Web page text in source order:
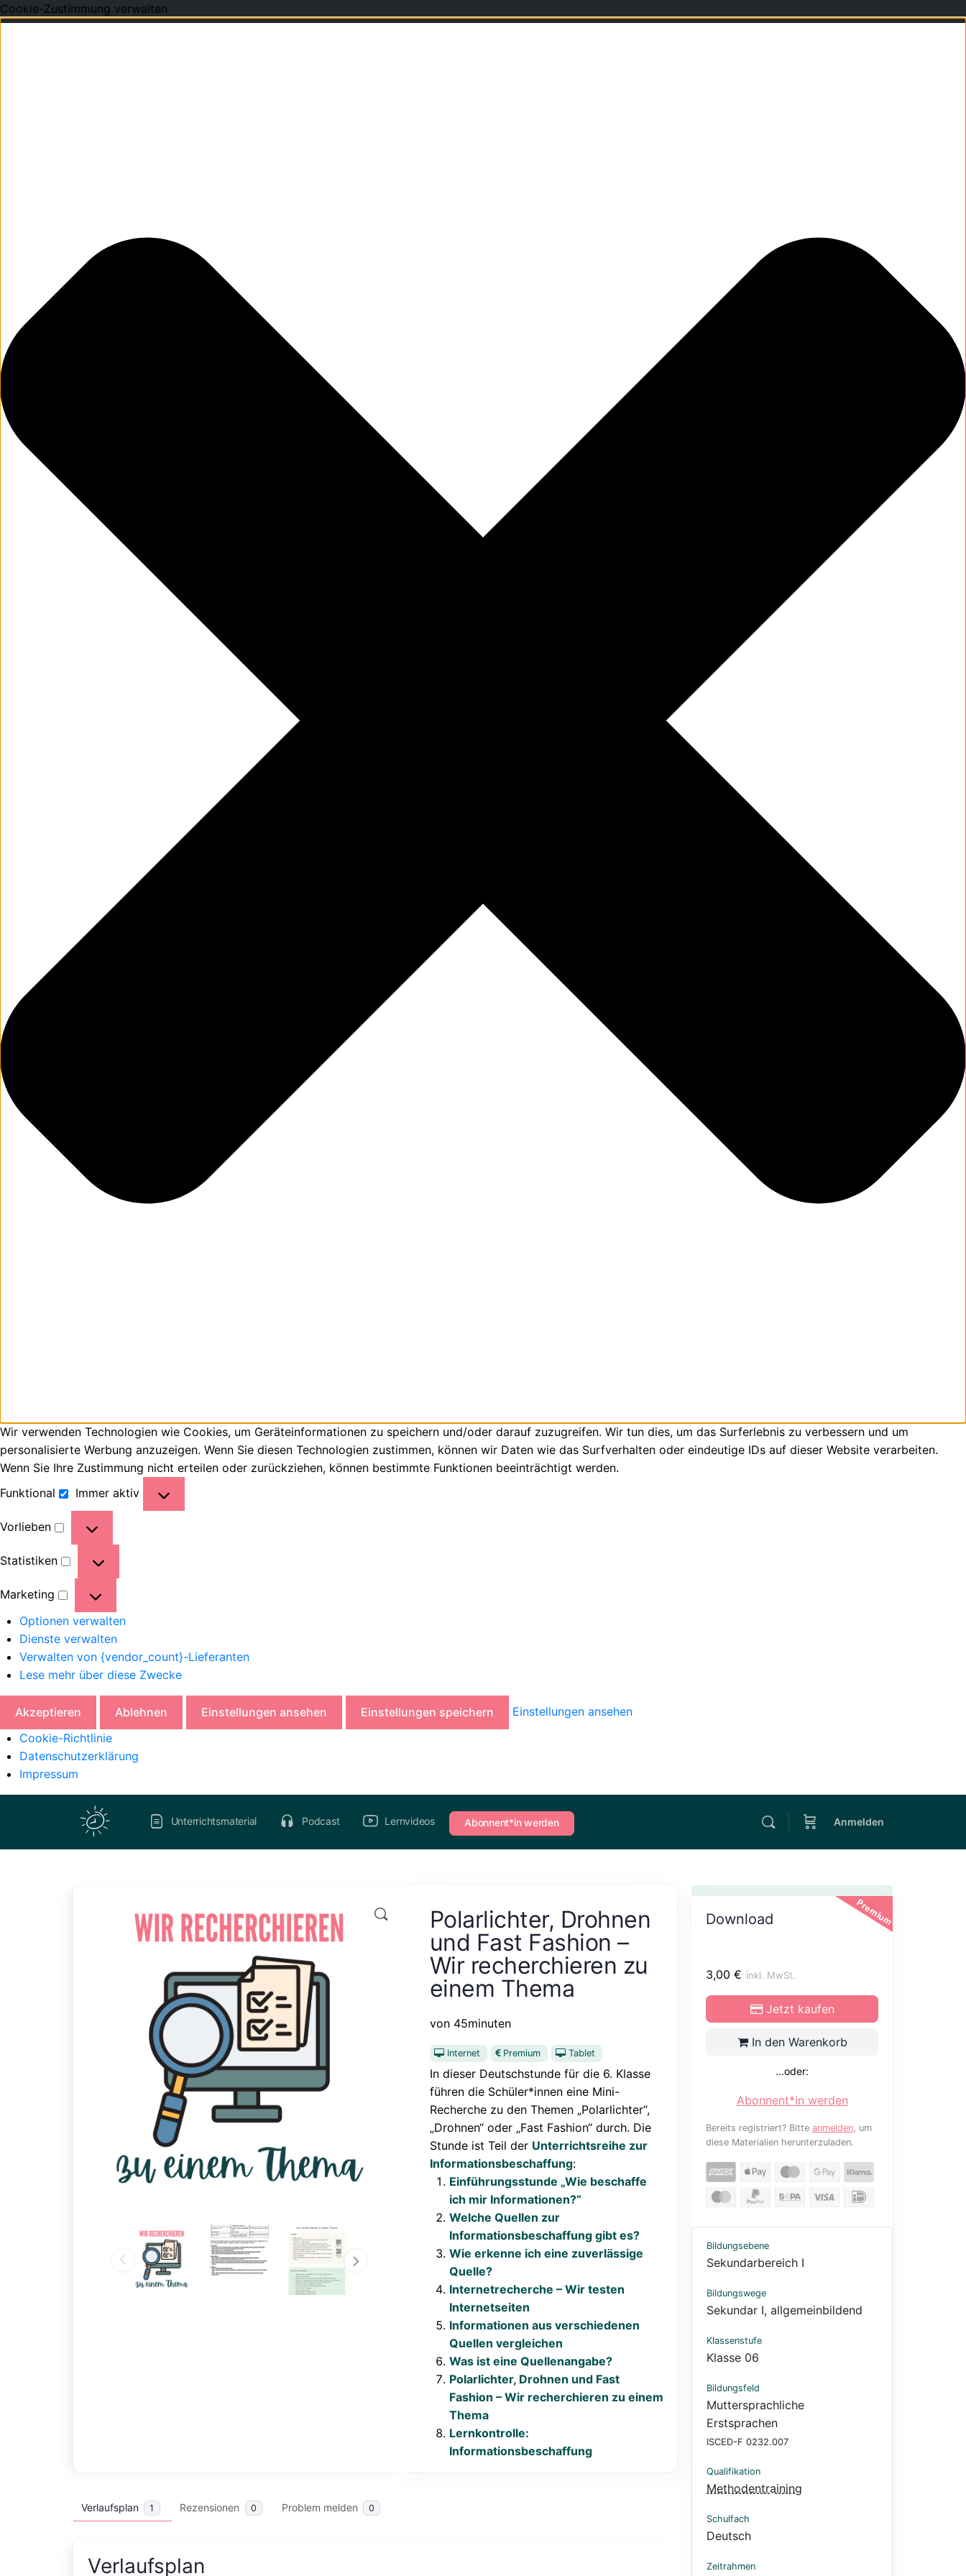
Cookie-Zustimmung verwalten
Wir verwenden Technologien wie Cookies, um Geräteinformationen zu speichern und/oder darauf zuzugreifen. Wir tun dies, um das Surferlebnis zu verbessern und um
personalisierte Werbung anzuzeigen. Wenn Sie diesen Technologien zustimmen, können wir Daten wie das Surfverhalten oder eindeutige IDs auf dieser Website verarbeiten.
Wenn Sie Ihre Zustimmung nicht erteilen oder zurückziehen, können bestimmte Funktionen beeinträchtigt werden.
Funktional
Immer aktiv
Vorlieben
Statistiken
Marketing
Optionen verwalten
Dienste verwalten
Verwalten von {vendor_count}-Lieferanten
Lese mehr über diese Zwecke
Akzeptieren Ablehnen Einstellungen ansehen Einstellungen speichern
Einstellungen ansehen
Cookie-Richtlinie
Datenschutzerklärung
Impressum
Unterrichtsmaterial Podcast Lernvideos Abonnent*in werden Anmelden
Premium
Download
3,00 € inkl. MwSt.
Jetzt kaufen
In den Warenkorb
...oder:
Abonnent*in werden
Bereits registriert? Bitte anmelden , um
diese Materialien herunterzuladen.
Bildungsebene
Sekundarbereich I
Bildungswege
Sekundar I, allgemeinbildend
Klassenstufe
Klasse 06
Bildungsfeld
Muttersprachliche
Erstsprachen
ISCED-F 0232.007
Qualifikation
Methodentraining
Schulfach
Deutsch
Zeitrahmen
Polarlichter, Drohnen
und Fast Fashion –
Wir recherchieren zu
einem Thema
von 45minuten
Internet Premium Tablet
In dieser Deutschstunde für die 6. Klasse
führen die Schüler*innen eine Mini-
Recherche zu den Themen „Polarlichter“,
„Drohnen“ oder „Fast Fashion“ durch. Die
Stunde ist Teil der Unterrichtsreihe zur
Informationsbeschaffung:
Einführungsstunde „Wie beschaffe
ich mir Informationen?“
Welche Quellen zur
Informationsbeschaffung gibt es?
Wie erkenne ich eine zuverlässige
Quelle?
Internetrecherche – Wir testen
Internetseiten
Informationen aus verschiedenen
Quellen vergleichen
Was ist eine Quellenangabe?
Polarlichter, Drohnen und Fast
Fashion – Wir recherchieren zu einem
Thema
Lernkontrolle:
Informationsbeschaffung
Verlaufsplan 1 Rezensionen 0 Problem melden 0
Verlaufsplan